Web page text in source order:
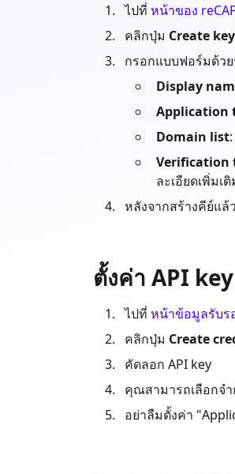
ไปที่ หน้าของ
คลิกปุ่ม Create key
กรอกแบบฟอร์มด้วย
Display
Application
Domain list
Verification
ละเอียดเพิ่มเ
หลังจากสร้างคีย์แ
ตั้งค่า API key
ไปที่ หน้าข้อมูลรับร
คลิกปุ่ม Create
คัดลอก API key
คุณสามารถเลือกจ
อย่าลืมตั้งค่า